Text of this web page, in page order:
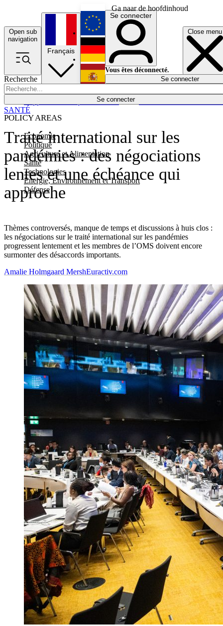
Ga naar de hoofdinhoud
Open sub
navigation
Close menu
Recherche
Se connecter
POLICY AREAS
Economie
Politique
Agriculture et Alimentation
Santé
Technologies
Energie, Environnement et Transport
Défense
Économie
Français
English
Deutsch
Español
Se connecter
Vous êtes déconnecté.
Se connecter
Traité international sur les
pandémies : des négociations
lentes et une échéance qui
approche
Thèmes controversés, manque de temps et discussions à huis clos :
les négociations sur le traité international sur les pandémies
progressent lentement et les membres de l’OMS doivent encore
surmonter des désaccords importants.
SANTÉ
Amalie Holmgaard MershEuractiv.com